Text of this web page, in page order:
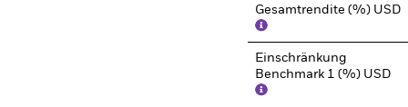
Gesamtrendite (%) USD
Einschränkung
Benchmark 1 (%) USD